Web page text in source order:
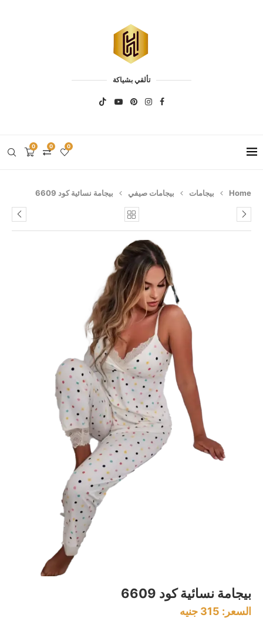
تألقي بشياكة
0 0 0
Home بيجامات بيجامات صيفي بيجامة نسائية كود 6609
بيجامة نسائية كود 6609
السعر: 315 جنيه